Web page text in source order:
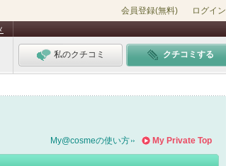
会員登録(無料) ログイン
私のクチコミ クチコミする
My Private Top
My@cosmeの使い方